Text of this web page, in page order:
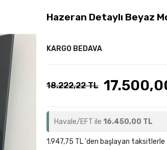
Hazeran Detaylı Beyaz
KARGO BEDAVA
18.222,22 TL
Havale/EFT ile 16.450,00 TL
1.947,75 TL 'den başlayan taksitlerle